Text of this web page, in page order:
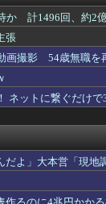
か 計1496回、約2
張
画撮影 54歳無職
ネットに繋ぐだけ
よ」大本営「現地